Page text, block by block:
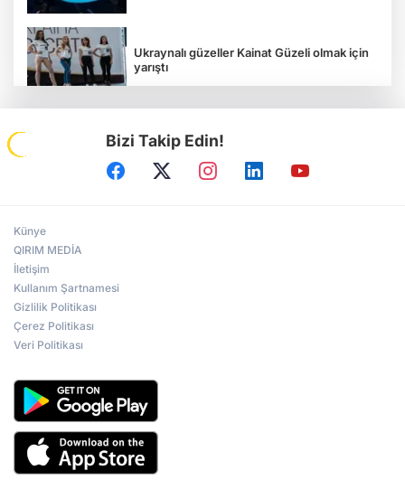
Ukraynalı güzeller Kainat Güzeli olmak için
yarıştı
Tavriya Milli Üniversitesi 100 yaşında
Kiev’de Kırım’ın Rus İşgaline Direniş Günü
“İşgal Koşullarında Kırım” konulu
uluslararası forum
Bizi Takip Edin!
Künye
QIRIM MEDİA
İletişim
Kullanım Şartnamesi
Gizlilik Politikası
Çerez Politikası
Veri Politikası